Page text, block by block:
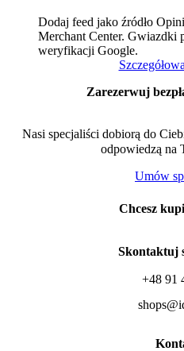
Dodaj feed jako źródło
Merchant Center. Gwiazdki
weryfikacji Google.
Zarezerwuj
Nasi specjaliści dobiorą do
odpowiedzą na
Umów
Chcesz
Skontaktuj
+48 91